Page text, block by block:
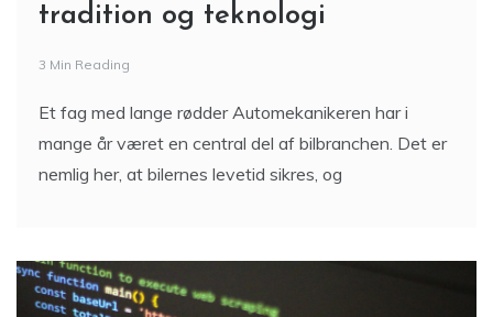
tradition og teknologi
3 Min Reading
Et fag med lange rødder Automekanikeren har i
mange år været en central del af bilbranchen. Det er
nemlig her, at bilernes levetid sikres, og